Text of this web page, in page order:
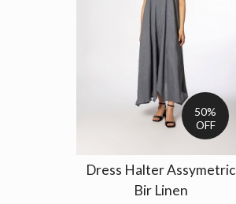
50%
OFF
Dress Halter Assymetric
Bir Linen